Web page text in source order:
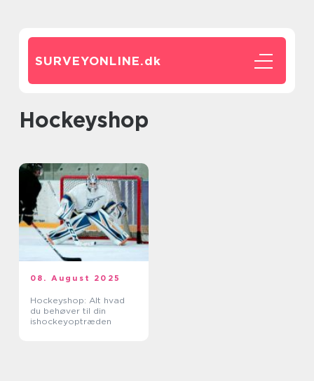
SURVEYONLINE.dk
Hockeyshop
08. August 2025
Hockeyshop: Alt hvad
du behøver til din
ishockeyoptræden